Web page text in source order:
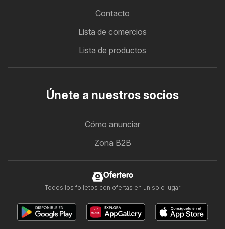
Contacto
Lista de comercios
Lista de productos
Únete a nuestros socios
Cómo anunciar
Zona B2B
Ofertero
Todos los folletos con ofertas en un solo lugar